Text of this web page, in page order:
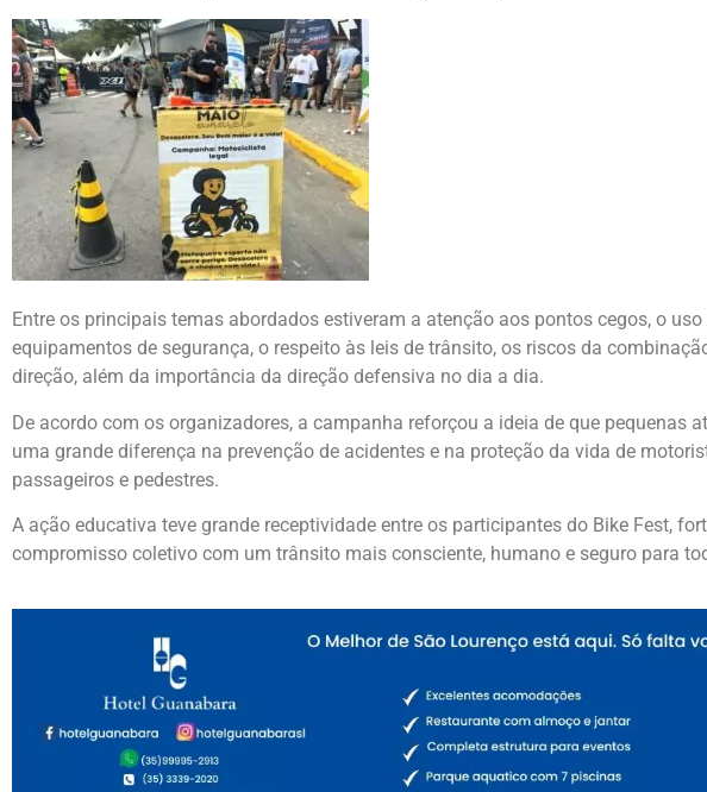
Entre os principais temas abordados estiveram a atenção aos pontos cegos, o
equipamentos de segurança, o respeito às leis de trânsito, os riscos da
direção, além da importância da direção defensiva no dia a dia.
De acordo com os organizadores, a campanha reforçou a ideia de que pequenas
uma grande diferença na prevenção de acidentes e na proteção da vida de
passageiros e pedestres.
A ação educativa teve grande receptividade entre os participantes do Bike Fest,
compromisso coletivo com um trânsito mais consciente, humano e seguro para